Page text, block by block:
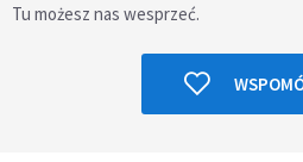
Tu możesz nas wesprzeć.